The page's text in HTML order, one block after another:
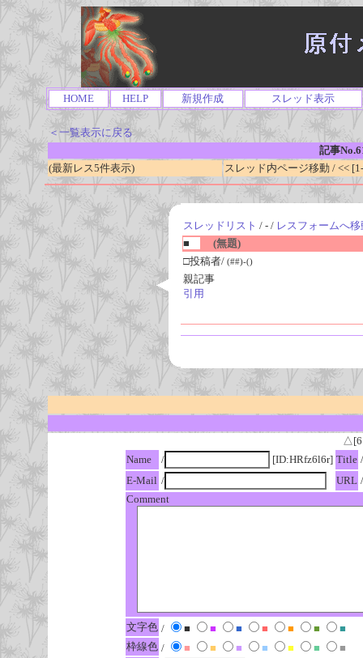
HOME HELP 新規作成 スレッド表示
＜一覧表示に戻る
記事
(最新レス5件表示)
スレッド内ページ移動 / <<
スレッドリスト / - / レスフォームへ移
■
(無題)
□投稿者/ (##)-()
親記事
引用
Name
/ [ID:HRfz6l6r] Title /
E-Mail / URL /
Comment
文字色 / ■ ■ ■ ■ ■ ■
■
枠線色 / ■ ■ ■ ■ ■ ■
■